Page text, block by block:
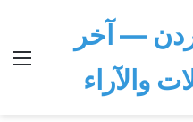
— آخر
والآراء